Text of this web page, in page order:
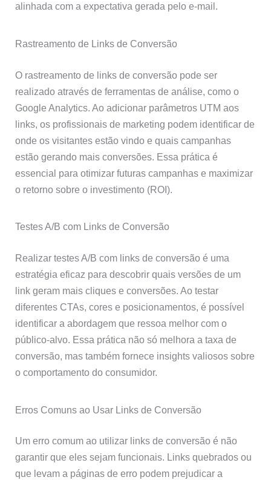
alinhada com a expectativa gerada pelo e-mail.
Rastreamento de Links de Conversão
O rastreamento de links de conversão pode ser
realizado através de ferramentas de análise, como o
Google Analytics. Ao adicionar parâmetros UTM aos
links, os profissionais de marketing podem identificar de
onde os visitantes estão vindo e quais campanhas
estão gerando mais conversões. Essa prática é
essencial para otimizar futuras campanhas e maximizar
o retorno sobre o investimento (ROI).
Testes A/B com Links de Conversão
Realizar testes A/B com links de conversão é uma
estratégia eficaz para descobrir quais versões de um
link geram mais cliques e conversões. Ao testar
diferentes CTAs, cores e posicionamentos, é possível
identificar a abordagem que ressoa melhor com o
público-alvo. Essa prática não só melhora a taxa de
conversão, mas também fornece insights valiosos sobre
o comportamento do consumidor.
Erros Comuns ao Usar Links de Conversão
Um erro comum ao utilizar links de conversão é não
garantir que eles sejam funcionais. Links quebrados ou
que levam a páginas de erro podem prejudicar a